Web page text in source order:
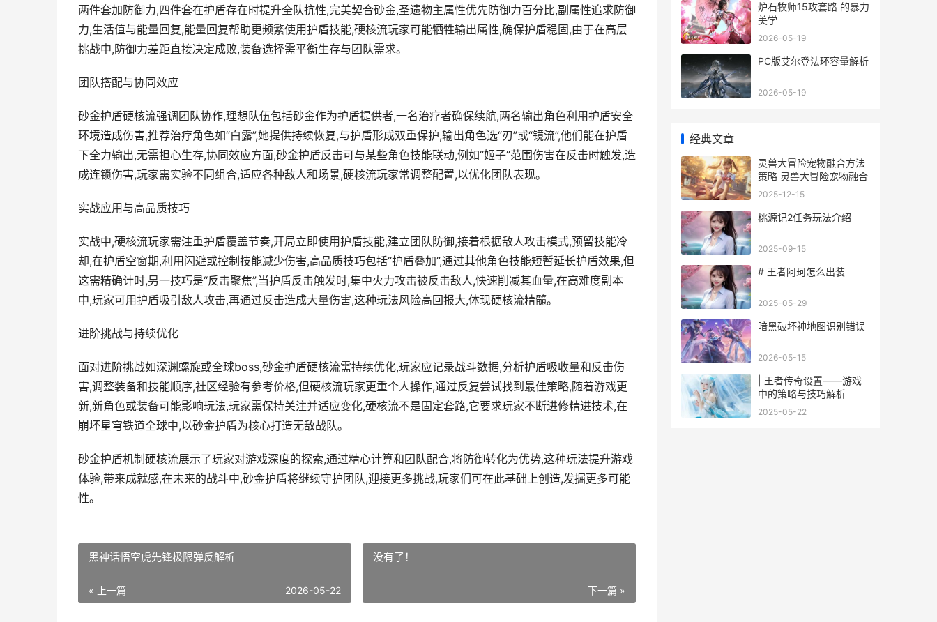
两件套加防御力,四件套在护盾存在时提升全队抗性,完美契合砂金,圣遗物主属性优先防御力百分比,副属性追求防御
力,生活值与能量回复,能量回复帮助更频繁使用护盾技能,硬核流玩家可能牺牲输出属性,确保护盾稳固,由于在高层
挑战中,防御力差距直接决定成败,装备选择需平衡生存与团队需求。
团队搭配与协同效应
砂金护盾硬核流强调团队协作,理想队伍包括砂金作为护盾提供者,一名治疗者确保续航,两名输出角色利用护盾安全
环境造成伤害,推荐治疗角色如“白露”,她提供持续恢复,与护盾形成双重保护,输出角色选“刃”或“镜流”,他们能在护盾
下全力输出,无需担心生存,协同效应方面,砂金护盾反击可与某些角色技能联动,例如“姬子”范围伤害在反击时触发,造
成连锁伤害,玩家需实验不同组合,适应各种敌人和场景,硬核流玩家常调整配置,以优化团队表现。
实战应用与高品质技巧
实战中,硬核流玩家需注重护盾覆盖节奏,开局立即使用护盾技能,建立团队防御,接着根据敌人攻击模式,预留技能冷
却,在护盾空窗期,利用闪避或控制技能减少伤害,高品质技巧包括“护盾叠加”,通过其他角色技能短暂延长护盾效果,但
这需精确计时,另一技巧是“反击聚焦”,当护盾反击触发时,集中火力攻击被反击敌人,快速削减其血量,在高难度副本
中,玩家可用护盾吸引敌人攻击,再通过反击造成大量伤害,这种玩法风险高回报大,体现硬核流精髓。
进阶挑战与持续优化
面对进阶挑战如深渊螺旋或全球boss,砂金护盾硬核流需持续优化,玩家应记录战斗数据,分析护盾吸收量和反击伤
害,调整装备和技能顺序,社区经验有参考价格,但硬核流玩家更重个人操作,通过反复尝试找到最佳策略,随着游戏更
新,新角色或装备可能影响玩法,玩家需保持关注并适应变化,硬核流不是固定套路,它要求玩家不断进修精进技术,在
崩坏星穹铁道全球中,以砂金护盾为核心打造无敌战队。
砂金护盾机制硬核流展示了玩家对游戏深度的探索,通过精心计算和团队配合,将防御转化为优势,这种玩法提升游戏
体验,带来成就感,在未来的战斗中,砂金护盾将继续守护团队,迎接更多挑战,玩家们可在此基础上创造,发掘更多可能
性。
黑神话悟空虎先锋极限弹反解析
« 上一篇 2026-05-22
没有了！
下一篇 »
炉石牧师15攻套路 的暴力
美学
2026-05-19
PC版艾尔登法环容量解析
2026-05-19
经典文章
灵兽大冒险宠物融合方法
策略 灵兽大冒险宠物融合
2025-12-15
桃源记2任务玩法介绍
2025-09-15
# 王者阿珂怎么出装
2025-05-29
暗黑破坏神地图识别错误
2026-05-15
| 王者传奇设置——游戏
中的策略与技巧解析
2025-05-22